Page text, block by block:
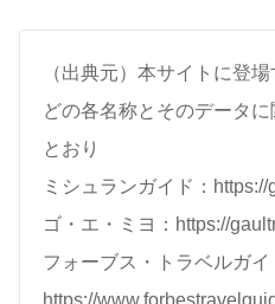
（出典元）本サイトに登
どの各名称とそのデータ
とおり
ミシュランガイド：
ゴ・エ・ミヨ：https://
フォーブス・トラベルガイ